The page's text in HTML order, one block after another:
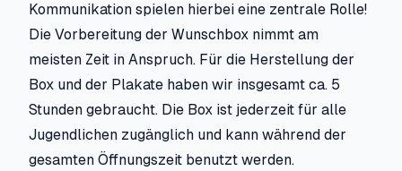
Kommunikation spielen hierbei eine zentrale Rolle!
Die Vorbereitung der Wunschbox nimmt am
meisten Zeit in Anspruch. Für die Herstellung der
Box und der Plakate haben wir insgesamt ca. 5
Stunden gebraucht. Die Box ist jederzeit für alle
Jugendlichen zugänglich und kann während der
gesamten Öffnungszeit benutzt werden.